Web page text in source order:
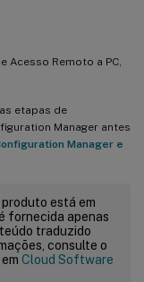
Remoto a PC,
etapas de
Manager antes
Manager e
está em
fornecida apenas
traduzido
consulte o
Cloud Software